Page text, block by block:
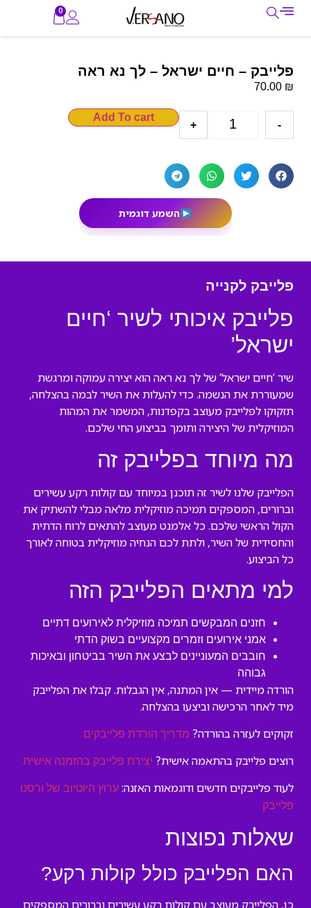
0
פלייבק – חיים ישראל – לך נא ראה
70.00 ₪
-
+
Add To cart
השמע דוגמית
פלייבק לקנייה
פלייבק איכותי לשיר ‘חיים
ישראל’
שיר ‘חיים ישראל’ של לך נא ראה הוא יצירה עמוקה ומרגשת
שמעוררת את הנשמה. כדי להעלות את השיר לבמה בהצלחה,
תזקוקו לפלייבק מעוצב בקפדנות, המשמר את המהות
המוזיקלית של היצירה ותומך בביצוע החי שלכם.
מה מיוחד בפלייבק זה
הפלייבק שלנו לשיר זה תוכנן במיוחד עם קולות רקע עשירים
וברורים, המספקים תמיכה מוזיקלית מלאה מבלי להשתיק את
הקול הראשי שלכם. כל אלמנט מעוצב להתאים לרוח הדתית
והחסידית של השיר, ולתת לכם הנחיה מוזיקלית בטוחה לאורך
כל הביצוע.
למי מתאים הפלייבק הזה
חזנים המבקשים תמיכה מוזיקלית לאירועים דתיים
אמני אירועים וזמרים מקצועיים בשוק הדתי
חובבים המעוניינים לבצע את השיר בביטחון ובאיכות
גבוהה
הורדה מיידית — אין המתנה, אין הגבלות. קבלו את הפלייבק
מיד לאחר הרכישה וביצעו בהצלחה.
זקוקים לעזרה בהורדה? מדריך הורדת פלייבקים
רוצים פלייבק בהתאמה אישית? יצירת פלייבק בהזמנה אישית
לעוד פלייבקים חדשים ודוגמאות האזנה: ערוץ היוטיוב של ורסנו
פלייבק
שאלות נפוצות
האם הפלייבק כולל קולות רקע?
כן, הפלייבק מעוצב עם קולות רקע עשירים וברורים המספקים